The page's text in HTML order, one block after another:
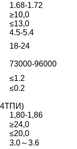
1.68-1.72
≥10,0
≤13,0
4.5-5.4
18-24
73000-96000
≤1.2
≤0.2
1,80-1,86
≥24,0
≤20,0
3.0～3.6